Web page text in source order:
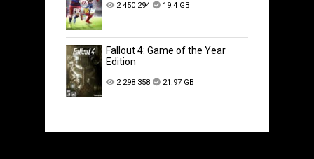
2 450 294 19.4 GB
Fallout 4: Game of the Year
Edition
2 298 358 21.97 GB